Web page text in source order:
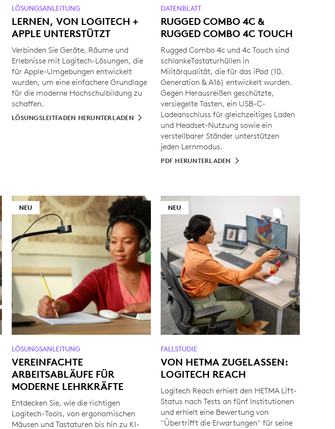
LÖSUNGSANLEITUNG
LERNEN, VON LOGITECH +
APPLE UNTERSTÜTZT
Verbinden Sie Geräte, Räume und
Erlebnisse mit Logitech-Lösungen, die
für Apple-Umgebungen entwickelt
wurden, um eine einfachere Grundlage
für die moderne Hochschulbildung zu
schaffen.
LÖSUNGSLEITFADEN HERUNTERLADEN
DATENBLATT
RUGGED COMBO 4C &
RUGGED COMBO 4C TOUCH
Rugged Combo 4c und 4c Touch sind
schlankeTastaturhüllen in
Militärqualität, die für das iPad (10.
Generation & A16) entwickelt wurden.
Gegen Herausreißen geschützte,
versiegelte Tasten, ein USB-C-
Ladeanschluss für gleichzeitiges Laden
und Headset-Nutzung sowie ein
verstellbarer Ständer unterstützen
jeden Lernmodus.
PDF HERUNTERLADEN
NEU
LÖSUNGSANLEITUNG
VEREINFACHTE
ARBEITSABLÄUFE FÜR
MODERNE LEHRKRÄFTE
Entdecken Sie, wie die richtigen
Logitech-Tools, von ergonomischen
Mäusen und Tastaturen bis hin zu KI-
NEU
FALLSTUDIE
VON HETMA ZUGELASSEN:
LOGITECH REACH
Logitech Reach erhielt den HETMA Lift-
Status nach Tests an fünf Institutionen
und erhielt eine Bewertung von
"Übertrifft die Erwartungen" für seine